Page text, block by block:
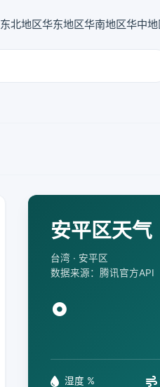
东北地区华东地区华南地区华中地
安平区天气
台湾 · 安平区
数据来源：腾讯官方API
°
湿度 %